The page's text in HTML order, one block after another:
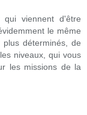
qui viennent d'être
le même
déterminés, de
niveaux, qui vous
les missions de la